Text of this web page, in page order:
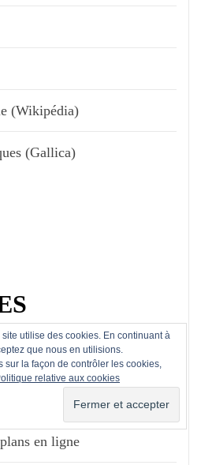
(Wikipédia)
(Gallica)
en ligne
utilise des cookies. En continuant à
que nous en utilisions.
sur la façon de contrôler les cookies,
relative aux cookies